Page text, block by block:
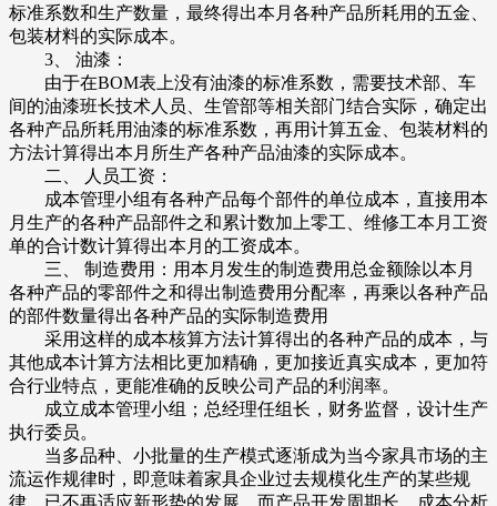
标准系数和生产数量，最终得出本月各种产品所耗用的五金、
包装材料的实际成本。
3、 油漆：
由于在BOM表上没有油漆的标准系数，需要技术部、车
间的油漆班长技术人员、生管部等相关部门结合实际，确定出
各种产品所耗用油漆的标准系数，再用计算五金、包装材料的
方法计算得出本月所生产各种产品油漆的实际成本。
二、 人员工资：
成本管理小组有各种产品每个部件的单位成本，直接用本
月生产的各种产品部件之和累计数加上零工、维修工本月工资
单的合计数计算得出本月的工资成本。
三、 制造费用：用本月发生的制造费用总金额除以本月
各种产品的零部件之和得出制造费用分配率，再乘以各种产品
的部件数量得出各种产品的实际制造费用
采用这样的成本核算方法计算得出的各种产品的成本，与
其他成本计算方法相比更加精确，更加接近真实成本，更加符
合行业特点，更能准确的反映公司产品的利润率。
成立成本管理小组；总经理任组长，财务监督，设计生产
执行委员。
当多品种、小批量的生产模式逐渐成为当今家具市场的主
流运作规律时，即意味着家具企业过去规模化生产的某些规
律，已不再适应新形势的发展。而产品开发周期长、成本分析